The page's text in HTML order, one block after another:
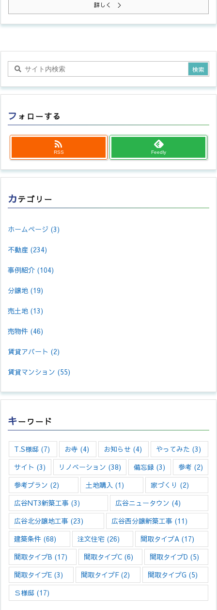
詳しく ＞
フ ォローする

RSS Feedly
カテゴリー
ホームページ (3)
不動産 (234)
事例紹介 (104)
分譲地 (19)
売土地 (13)
売物件 (46)
賃貸アパート (2)
賃貸マンション (55)
キーワード
T.S様邸 (7) お寺 (4) お知らせ (4) やってみた (3)
サイト (3) リノベーション (38) 備忘録 (3) 参考 (2)
参考プラン (2) 土地購入 (1) 家づくり (2)
広谷NT3新築工事 (3) 広谷ニュータウン (4)
広谷北分譲地工事 (23) 広谷西分譲新築工事 (11)
建築条件 (68) 注文住宅 (26) 間取タイプA (17)
間取タイプB (17) 間取タイプC (6) 間取タイプD (5)
間取タイプE (3) 間取タイプF(2) 間取タイプG (5)
Ｓ様邸 (17)